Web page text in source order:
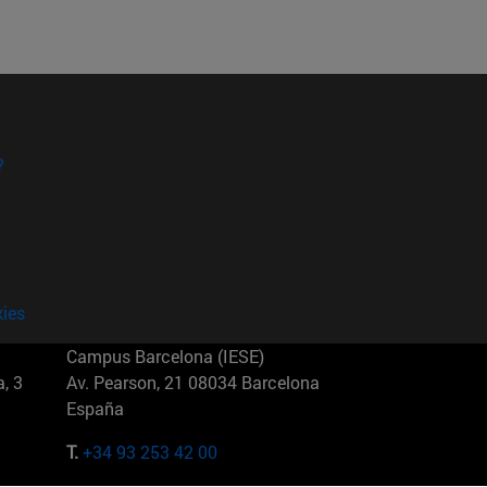
3
Campus Barcelona (IESE)
Av. Pearson, 21 08034 Barcelona
España
T.+34 93 253 42 00